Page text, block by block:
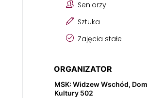
Seniorzy
Sztuka
Zajęcia stałe
ORGANIZATOR
MSK: Widzew Wschód, Dom
Kultury 502